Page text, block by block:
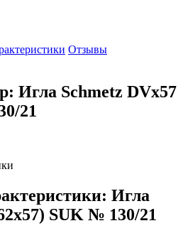
Отзывы
Игла Schmetz DVx57
21
Игла
SUK № 130/21